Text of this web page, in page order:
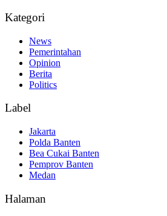
Kategori
News
Pemerintahan
Opinion
Berita
Politics
Label
Jakarta
Polda Banten
Bea Cukai Banten
Pemprov Banten
Medan
Halaman